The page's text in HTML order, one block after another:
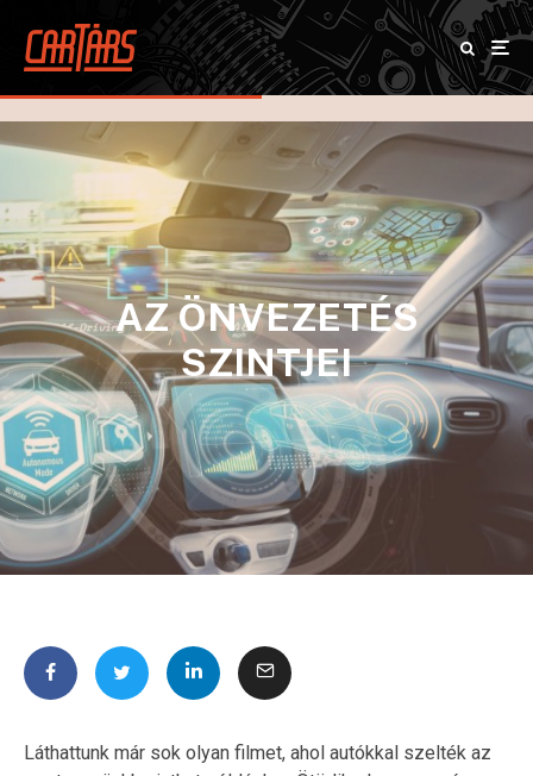
AZ ÖNVEZETÉS
SZINTJEI
Láthattunk már sok olyan filmet, ahol autókkal szelték az